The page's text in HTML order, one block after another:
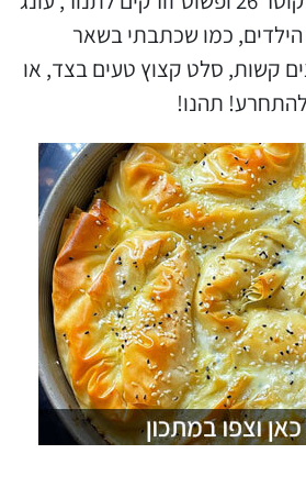
כמו שכתבתי בשאר
קשות, סלט קצוץ טעים בצד, או
תהנו!